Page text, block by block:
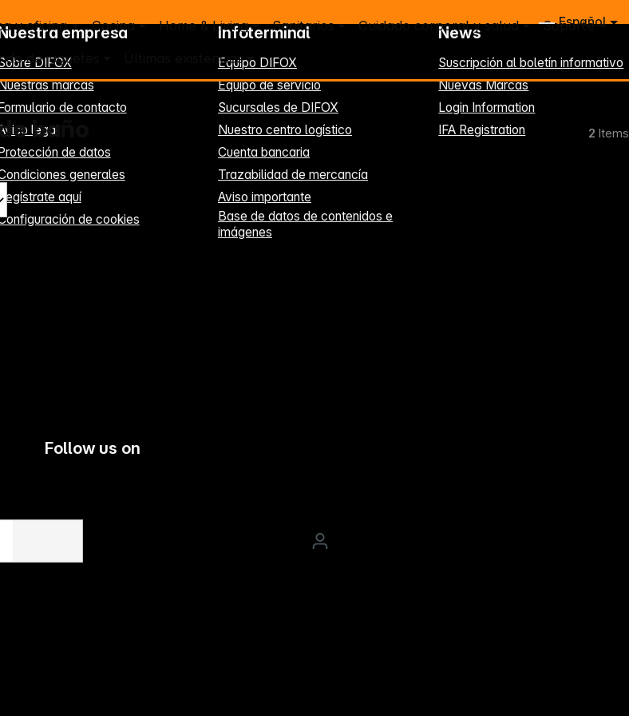
Español
y oficina Cocina Home & Living Sanitarios Cuidado corporal y salud Soporte
de juguetes Últimas existencias
baño 2 Items
empresa
DIFOX
marcas
de contacto
legal
de datos
generales
aquí
de cookies
Infoterminal
Equipo DIFOX
Equipo de servicio
Sucursales de DIFOX
Nuestro centro logístico
Cuenta bancaria
Trazabilidad de mercancía
Aviso importante
Base de datos de contenidos e
imágenes
News
Suscripción al boletín informativo
Nuevas Marcas
Login Information
IFA Registration
Follow us on